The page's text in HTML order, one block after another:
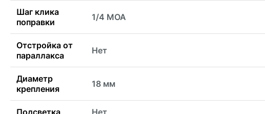
Шаг клика
поправки
1/4 MOA
Отстройка от
параллакса
Нет
Диаметр
крепления
18 мм
Подсветка Нет